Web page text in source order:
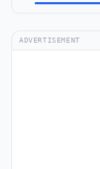
ADVERTISEMENT